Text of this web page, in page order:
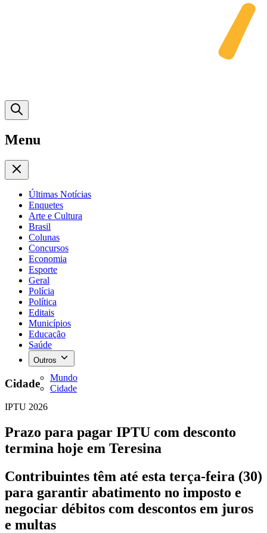
Menu
Últimas Notícias
Enquetes
Arte e Cultura
Brasil
Colunas
Concursos
Economia
Esporte
Geral
Polícia
Política
Editais
Municípios
Educação
Saúde
Outros
Mundo
Cidade
Cidade
IPTU 2026
Prazo para pagar IPTU com desconto
termina hoje em Teresina
Contribuintes têm até esta terça-feira (30)
para garantir abatimento no imposto e
negociar débitos com descontos em juros
e multas